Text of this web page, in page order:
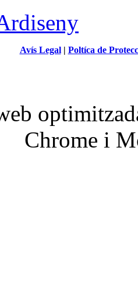
Avís Legal| Poltíca de
Chrome i